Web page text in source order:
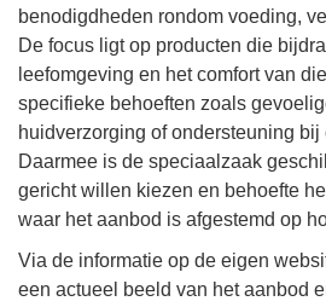
benodigdheden rondom voeding,
De focus ligt op producten die
leefomgeving en het comfort van
specifieke behoeften zoals
huidverzorging of ondersteuning
Daarmee is de speciaalzaak
gericht willen kiezen en behoefte
waar het aanbod is afgestemd op
Via de informatie op de eigen
een actueel beeld van het aanbod